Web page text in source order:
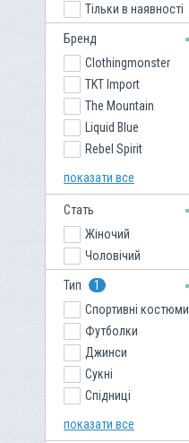
Тільки в наявності
Бренд
Clothingmonster
TKT Import
The Mountain
Liquid Blue
Rebel Spirit
USA Rugby
показати все
Стать
Жіночий
Чоловічий
Тип
1
Спортивні костюми
Футболки
Джинси
Сукні
Спідниці
Кенгурушки
показати все